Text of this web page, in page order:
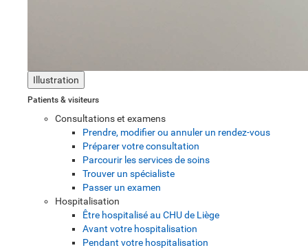
Illustration
Patients & visiteurs
Consultations et examens
Prendre, modifier ou annuler un rendez-vous
Préparer votre consultation
Parcourir les services de soins
Trouver un spécialiste
Passer un examen
Hospitalisation
Être hospitalisé au CHU de Liège
Avant votre hospitalisation
Pendant votre hospitalisation